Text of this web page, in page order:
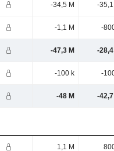
-34,5 M -35,1
-1,1 M -
-47,3 M -28,4
-100 k -
-48 M -42,7
1,1 M